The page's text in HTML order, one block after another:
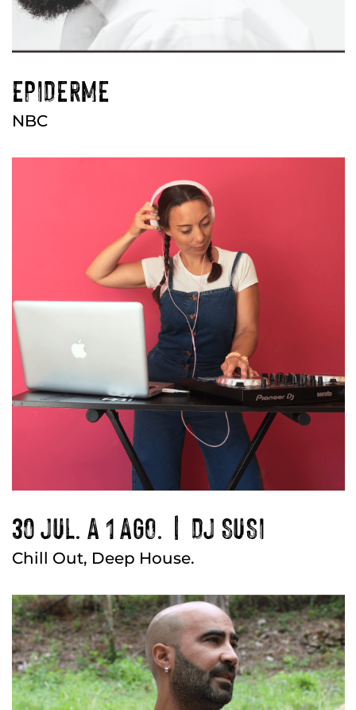
EPIDERME
NBC
30 JUL. A 1 AGO. | DJ SUSI
Chill Out, Deep House.